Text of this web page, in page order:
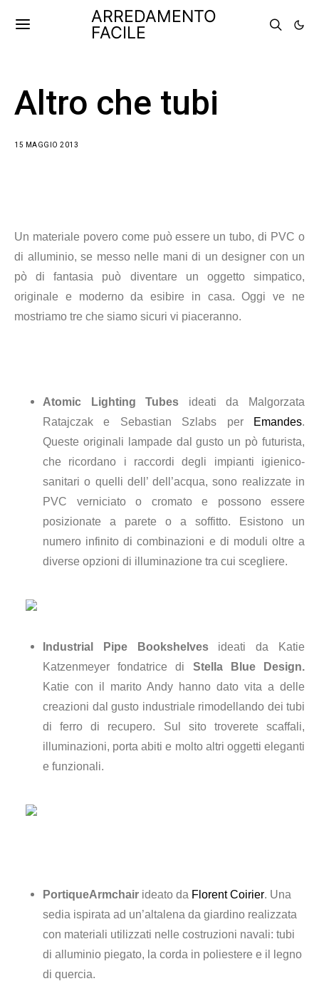
ARREDAMENTO
FACILE
Altro che tubi
15 MAGGIO 2013
Un materiale povero come può essere un tubo, di PVC o
di alluminio, se messo nelle mani di un designer con un
pò di fantasia può diventare un oggetto simpatico,
originale e moderno da esibire in casa. Oggi ve ne
mostriamo tre che siamo sicuri vi piaceranno.
Atomic Lighting Tubes ideati da Malgorzata
Ratajczak e Sebastian Szlabs per
Emandes.
Queste originali lampade dal gusto un pò futurista,
che ricordano i raccordi degli impianti igienico-
sanitari o quelli dell’ dell’acqua, sono realizzate in
PVC verniciato o cromato e possono essere
posizionate a parete o a soffitto. Esistono un
numero infinito di combinazioni e di moduli oltre a
diverse opzioni di illuminazione tra cui scegliere.
Industrial Pipe Bookshelvesideati da Katie
Katzenmeyer fondatrice di Stella Blue Design.
Katie con il marito Andy hanno dato vita a delle
creazioni dal gusto industriale rimodellando dei tubi
di ferro di recupero. Sul sito troverete scaffali,
illuminazioni, porta abiti e molto altri oggetti eleganti
e funzionali.
PortiqueArmchair ideato da Florent Coirier. Una
sedia ispirata ad un’altalena da giardino realizzata
con materiali utilizzati nelle costruzioni navali: tubi
di alluminio piegato, la corda in poliestere e il legno
di quercia.